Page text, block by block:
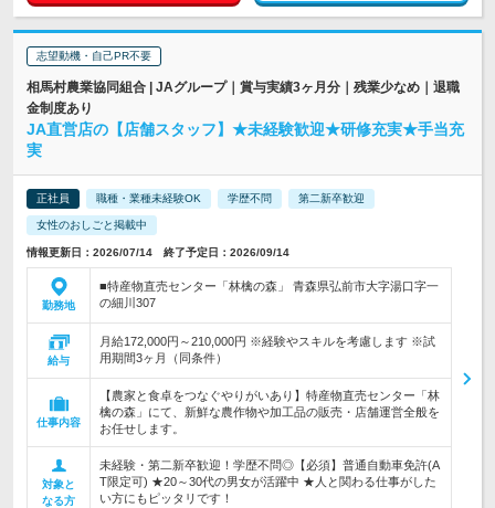
志望動機・自己PR不要
相馬村農業協同組合 | JAグループ｜賞与実績3ヶ月分｜残業少なめ｜退職
金制度あり
JA直営店の【店舗スタッフ】★未経験歓迎★研修充実★手当充
実
正社員 職種・業種未経験OK 学歴不問 第二新卒歓迎
女性のおしごと掲載中
情報更新日：2026/07/14 終了予定日：2026/09/14
勤務地
■特産物直売センター「林檎の森」 青森県弘前市大字湯口字一
の細川307
給与
月給172,000円～210,000円 ※経験やスキルを考慮します ※試
用期間3ヶ月（同条件）
仕事内容
【農家と食卓をつなぐやりがいあり】特産物直売センター「林
檎の森」にて、新鮮な農作物や加工品の販売・店舗運営全般を
お任せします。
対象と
なる方
未経験・第二新卒歓迎！学歴不問◎【必須】普通自動車免許(A
T限定可) ★20～30代の男女が活躍中 ★人と関わる仕事がした
い方にもピッタリです！